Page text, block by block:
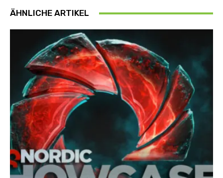
ÄHNLICHE ARTIKEL